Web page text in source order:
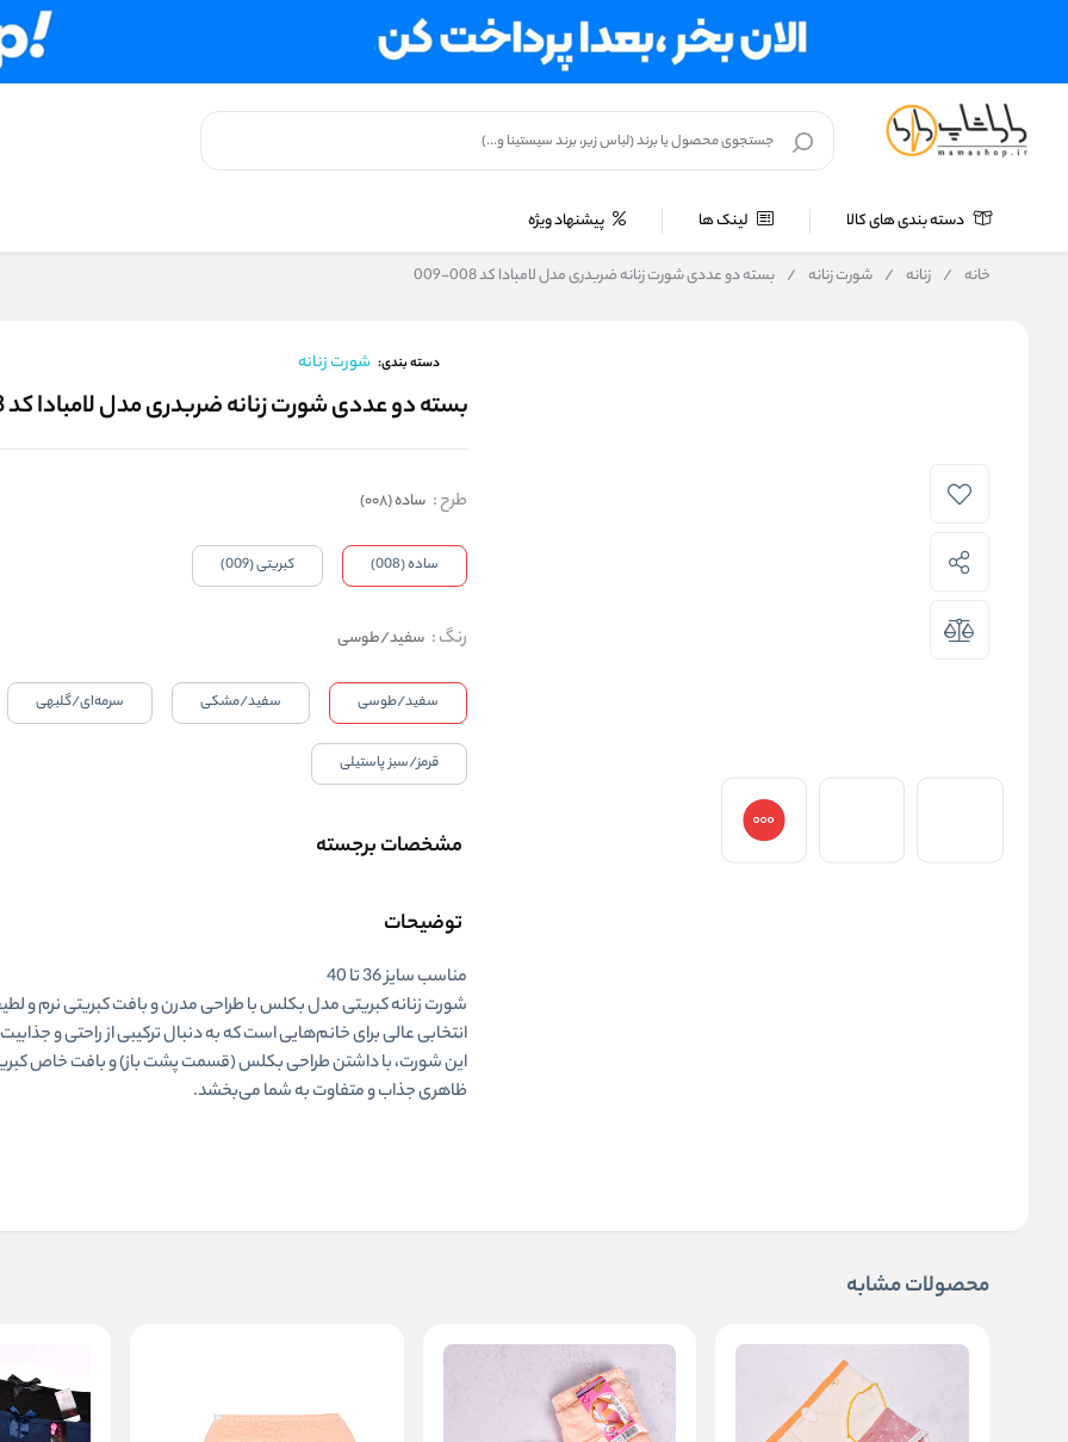
دسته بندی های کالا لینک ها پیشنهاد ویژه
خانه / زنانه / شورت زنانه / بسته دو عددی شورت زنانه ضربدری مدل لامبادا کد 008-009
دسته بندی: شورت زنانه
بسته دو عددی شورت زنانه ضربدری مدل لامبادا کد 008-009
طرح: ساده (008)
ساده (008) کبریتی (009)
رنگ: سفید/طوسی
سفید/طوسی سفید/مشکی سرمه‌ای/گلبهی
قرمز/سبز پاستیلی
مشخصات برجسته
توضیحات
مناسب سایز 36 تا 40
شورت زنانه کبریتی مدل بکلسبا طراحی مدرن و بافت کبریتی نرم و
انتخابی عالی برای خانم‌هایی است که به دنبال ترکیبی از راحتی و
این شورت، با داشتن طراحی بکلس (قسمت پشت باز) و بافت خاص
ظاهری جذاب و متفاوت به شما می‌بخشد.
محصولات مشابه